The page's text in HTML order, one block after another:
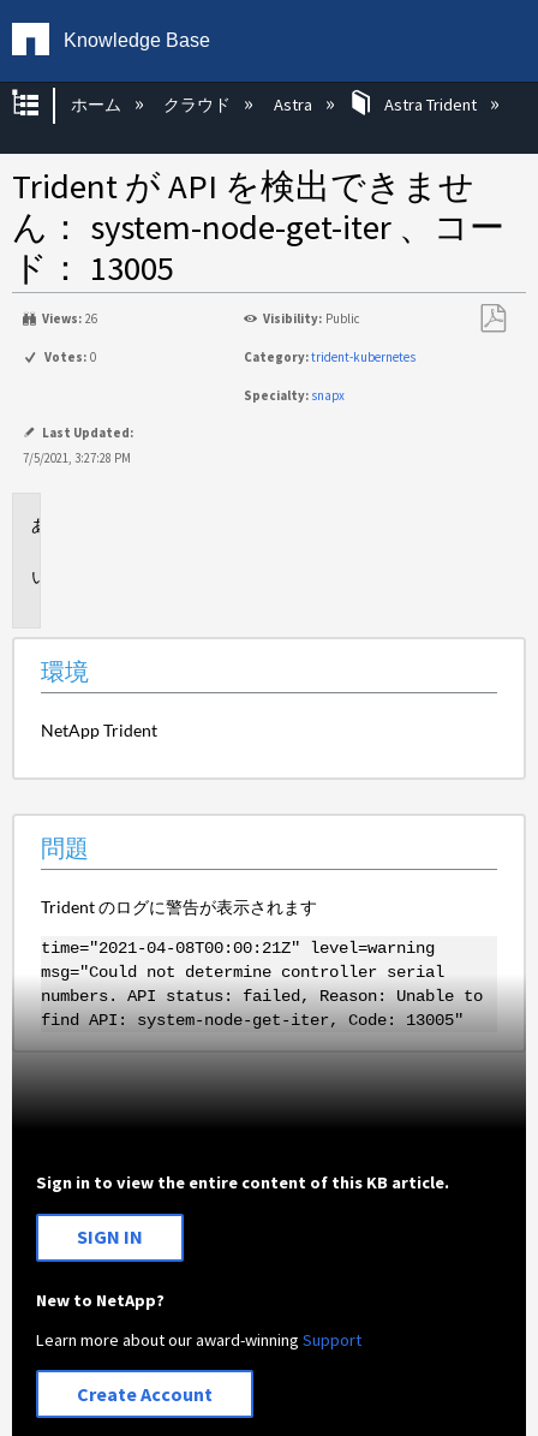
Knowledge Base
グローバル階層を展開/折りたたむ
ホーム クラウド Astra Astra Trident
Trident が API を検出できませ
ん： system-node-get-iter 、コー
ド： 13005
Views: 26 Visibility: Public
Votes: 0 Category:trident-kubernetes
Specialty: snapx
Last Updated:
7/5/2021, 3:27:28 PM
環境
NetApp Trident
問題
Trident のログに警告が表示されます
time="2021-04-08T00:00:21Z" level=warning
msg="Could not determine controller serial
numbers. API status: failed, Reason: Unable to
find API: system-node-get-iter, Code: 13005"
Sign in to view the entire content of this KB article.
SIGN IN
New to NetApp?
Learn more about our award-winningSupport
Create Account